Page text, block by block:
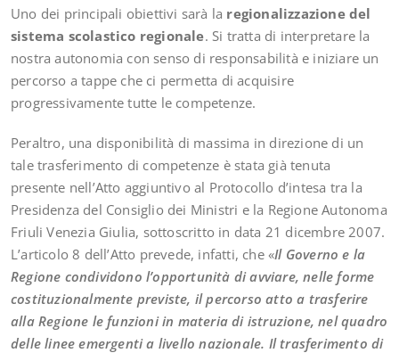
Uno dei principali obiettivi sarà la regionalizzazione del
sistema scolastico regionale. Si tratta di interpretare la
nostra autonomia con senso di responsabilità e iniziare un
percorso a tappe che ci permetta di acquisire
progressivamente tutte le competenze.
Peraltro, una disponibilità di massima in direzione di un
tale trasferimento di competenze è stata già tenuta
presente nell’Atto aggiuntivo al Protocollo d’intesa tra la
Presidenza del Consiglio dei Ministri e la Regione Autonoma
Friuli Venezia Giulia, sottoscritto in data 21 dicembre 2007.
L’articolo 8 dell’Atto prevede, infatti, che «Il Governo e la
Regione condividono l’opportunità di avviare, nelle forme
costituzionalmente previste, il percorso atto a trasferire
alla Regione le funzioni in materia di istruzione, nel quadro
delle linee emergenti a livello nazionale. Il trasferimento di